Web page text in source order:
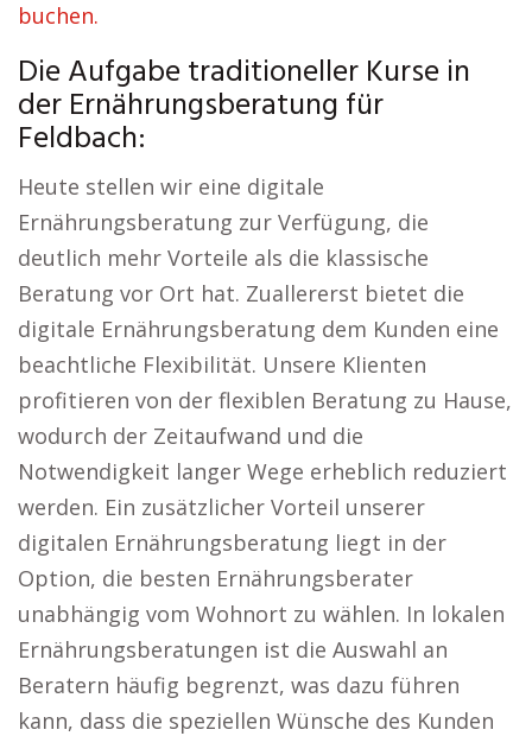
buchen.
Die Aufgabe traditioneller Kurse in
der Ernährungsberatung für
Feldbach:
Heute stellen wir eine digitale
Ernährungsberatung zur Verfügung, die
deutlich mehr Vorteile als die klassische
Beratung vor Ort hat. Zuallererst bietet die
digitale Ernährungsberatung dem Kunden eine
beachtliche Flexibilität. Unsere Klienten
profitieren von der flexiblen Beratung zu Hause,
wodurch der Zeitaufwand und die
Notwendigkeit langer Wege erheblich reduziert
werden. Ein zusätzlicher Vorteil unserer
digitalen Ernährungsberatung liegt in der
Option, die besten Ernährungsberater
unabhängig vom Wohnort zu wählen. In lokalen
Ernährungsberatungen ist die Auswahl an
Beratern häufig begrenzt, was dazu führen
kann, dass die speziellen Wünsche des Kunden